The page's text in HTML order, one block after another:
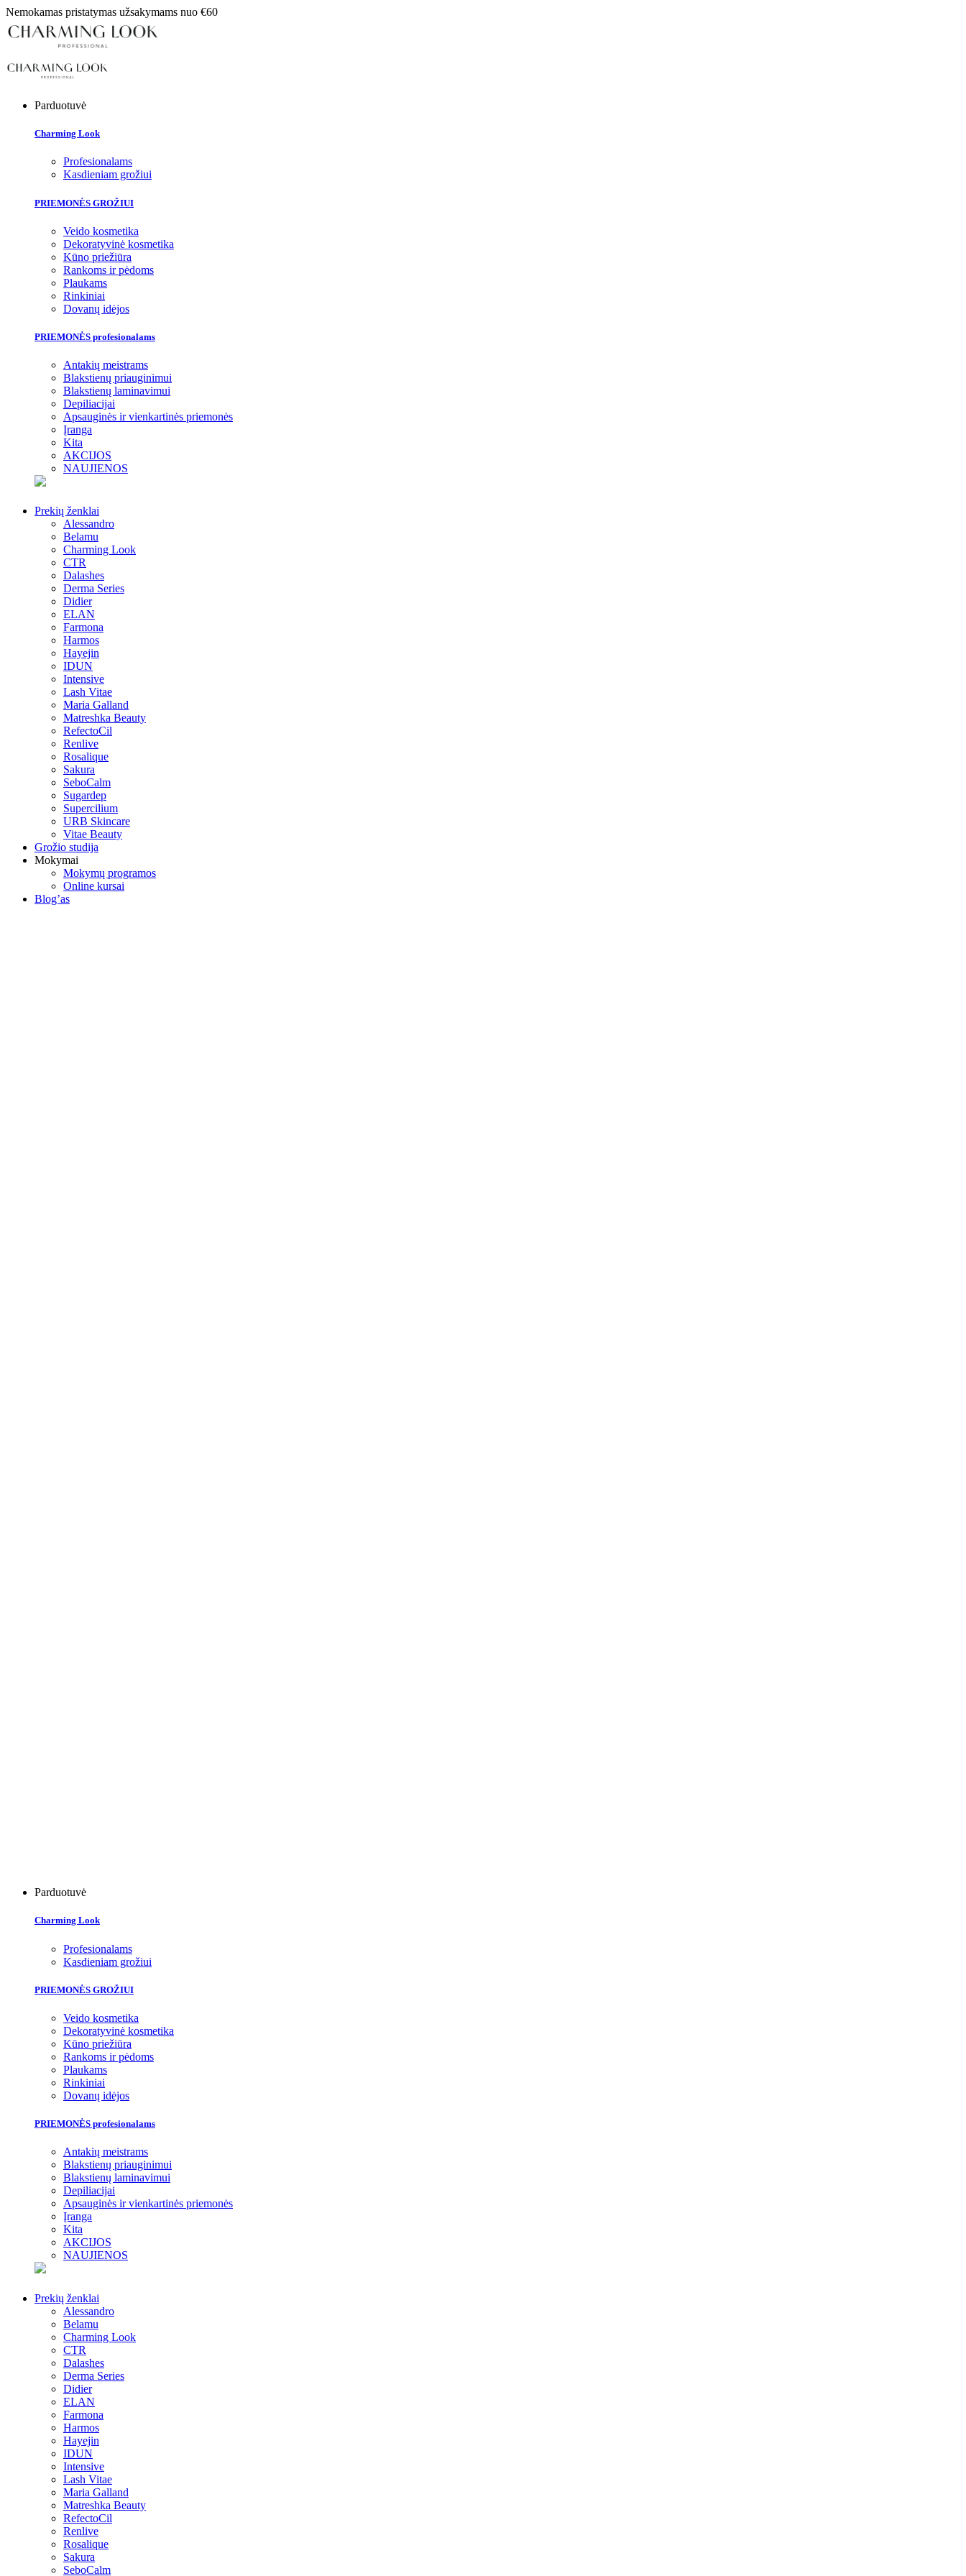
Nemokamas pristatymas užsakymams nuo €60
Parduotuvė
Charming Look
Profesionalams
Kasdieniam grožiui
PRIEMONĖS GROŽIUI
Veido kosmetika
Dekoratyvinė kosmetika
Kūno priežiūra
Rankoms ir pėdoms
Plaukams
Rinkiniai
Dovanų idėjos
PRIEMONĖS profesionalams
Antakių meistrams
Blakstienų priauginimui
Blakstienų laminavimui
Depiliacijai
Apsauginės ir vienkartinės priemonės
Įranga
Kita
AKCIJOS
NAUJIENOS
Prekių ženklai
Alessandro
Belamu
Charming Look
CTR
Dalashes
Derma Series
Didier
ELAN
Farmona
Harmos
Hayejin
IDUN
Intensive
Lash Vitae
Maria Galland
Matreshka Beauty
RefectoCil
Renlive
Rosalique
Sakura
SeboCalm
Sugardep
Supercilium
URB Skincare
Vitae Beauty
Grožio studija
Mokymai
Mokymų programos
Online kursai
Blog’as
Parduotuvė
Charming Look
Profesionalams
Kasdieniam grožiui
PRIEMONĖS GROŽIUI
Veido kosmetika
Dekoratyvinė kosmetika
Kūno priežiūra
Rankoms ir pėdoms
Plaukams
Rinkiniai
Dovanų idėjos
PRIEMONĖS profesionalams
Antakių meistrams
Blakstienų priauginimui
Blakstienų laminavimui
Depiliacijai
Apsauginės ir vienkartinės priemonės
Įranga
Kita
AKCIJOS
NAUJIENOS
Prekių ženklai
Alessandro
Belamu
Charming Look
CTR
Dalashes
Derma Series
Didier
ELAN
Farmona
Harmos
Hayejin
IDUN
Intensive
Lash Vitae
Maria Galland
Matreshka Beauty
RefectoCil
Renlive
Rosalique
Sakura
SeboCalm